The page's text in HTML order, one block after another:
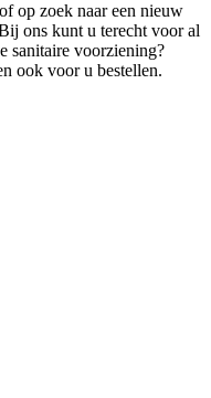
op zoek naar een nieuw
ons kunt u terecht voor al
sanitaire voorziening?
ook voor u bestellen.